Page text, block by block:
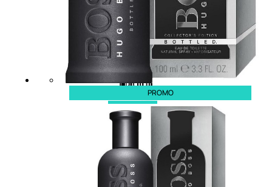
TRATTAMENTI
Trattamento Viso Notte
Trattamento Viso 24 Ore
Trattamento Viso Bb E Cc
Cream
PROMO